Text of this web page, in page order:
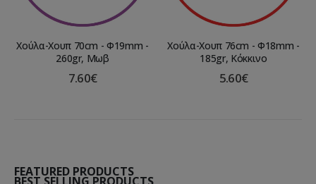
Χούλα-Χουπ 70cm - Φ19mm -
260gr, Μωβ
7.60€
Χούλα-Χουπ 76cm - Φ18mm -
185gr, Κόκκινο
5.60€
FEATURED PRODUCTS